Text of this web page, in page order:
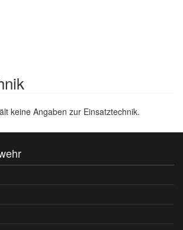
keine Angaben zur Einsatztechnik.